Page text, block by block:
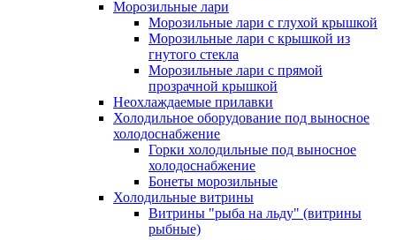
Морозильные лари
Морозильные лари с глухой крышкой
Морозильные лари с крышкой из
гнутого стекла
Морозильные лари с прямой
прозрачной крышкой
Неохлаждаемые прилавки
Холодильное оборудование под выносное
холодоснабжение
Горки холодильные под выносное
холодоснабжение
Бонеты морозильные
Холодильные витрины
Витрины "рыба на льду" (витрины
рыбные)